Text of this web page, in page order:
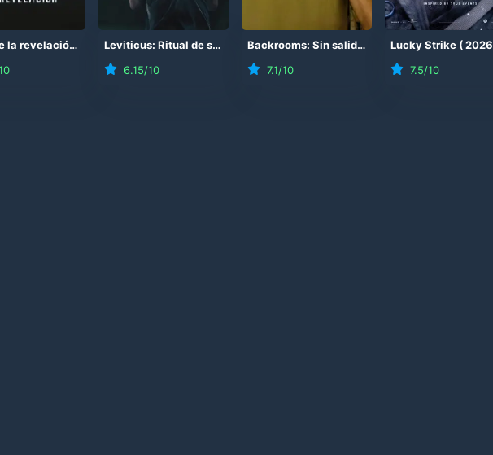
El día de la revelación 2026)
Leviticus: Ritual de sangre (2026)
6.15/10
Backrooms: Sin salida 2026)
7.1/10
Lucky Strike (2026
7.5/10